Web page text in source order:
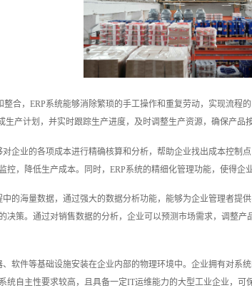
合，ERP系统能够消除繁琐的手工操作和重复劳动，实现流
产计划，并实时跟踪生产进度，及时调整生产资源，确保产品按
企业的各项成本进行精确核算和分析，帮助企业找出成本控
，降低生产成本。同时，ERP系统的精细化管理功能，使得企
的海量数据，通过强大的数据分析功能，能够为企业管理者
策。通过对销售数据的分析，企业可以预测市场需求，调整
软件等基础设施安装在企业内部的物理环境中。企业拥有对
自主性要求较高，且具备一定IT运维能力的大型工业企业，